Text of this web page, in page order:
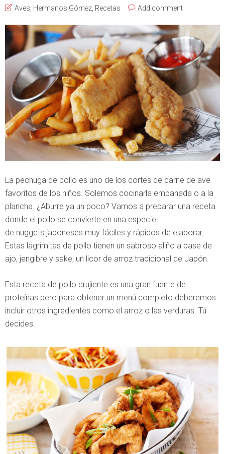
Aves, Hermanos Gómez, Recetas Add comment
La pechuga de pollo es uno de los cortes de carne de ave
favoritos de los niños. Solemos cocinarla empanada o a la
plancha. ¿Aburre ya un poco? Vamos a preparar una receta
donde el pollo se convierte en una especie
de nuggets japoneses muy fáciles y rápidos de elaborar.
Estas lagrimitas de pollo tienen un sabroso aliño a base de
ajo, jengibre y sake, un licor de arroz tradicional de Japón.
Esta receta de pollo crujiente es una gran fuente de
proteínas pero para obtener un menú completo deberemos
incluir otros ingredientes como el arroz o las verduras. Tú
decides.